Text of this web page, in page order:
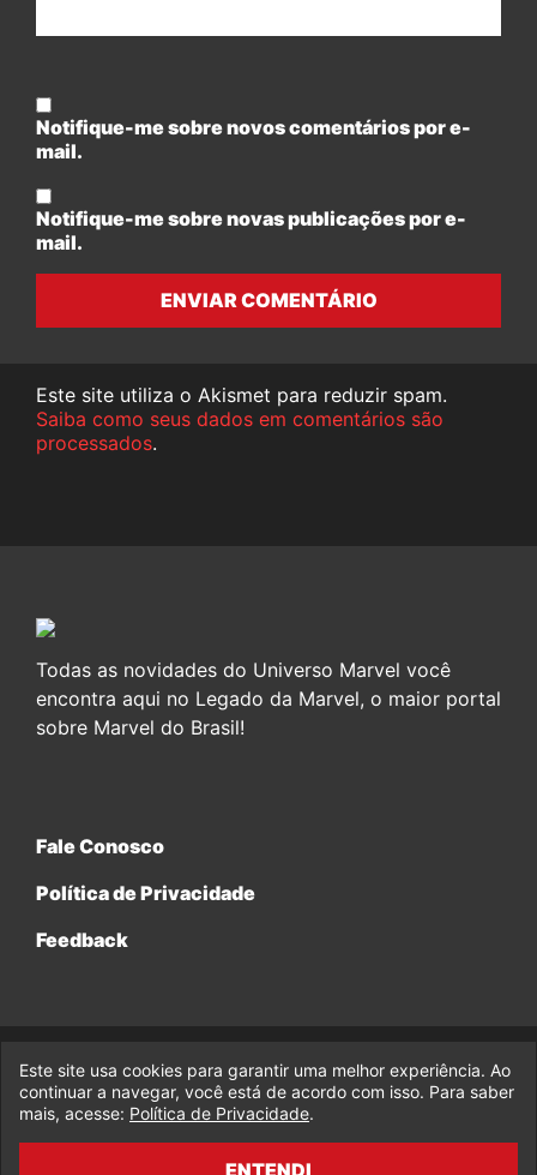
Notifique-me sobre novos comentários por e-
mail.
Notifique-me sobre novas publicações por e-
mail.
ENVIAR COMENTÁRIO
Este site utiliza o Akismet para reduzir spam.
Saiba como seus dados em comentários são
processados.
Todas as novidades do Universo Marvel você
encontra aqui no Legado da Marvel, o maior portal
sobre Marvel do Brasil!
Fale Conosco
Política de Privacidade
Feedback
© 2017-2026 Legado da Marvel, uma empresa da Legado
Enterprises.
fabiolobo
Este site usa cookies para garantir uma melhor experiência. Ao
continuar a navegar, você está de acordo com isso. Para saber
mais, acesse: Política de Privacidade.
ENTENDI